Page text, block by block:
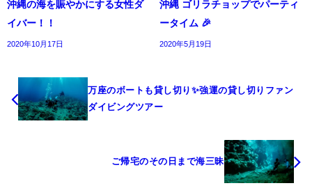
沖縄の海を賑やかにする女性ダ
イバー！！
2020年10月17日
沖縄 ゴリラチョップでパーティ
ータイム 🎉
2020年5月19日
万座のボートも貸し切り✨強運の貸し切りファン
ダイビングツアー
ご帰宅のその日まで海三昧